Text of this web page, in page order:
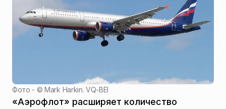
Фото - ©Mark Harkin. VQ-BEI
«Аэрофлот» расширяет количество